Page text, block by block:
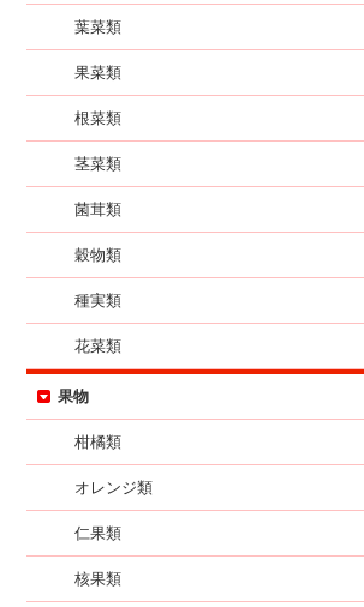
葉菜類
果菜類
根菜類
茎菜類
菌茸類
穀物類
種実類
花菜類
果物
柑橘類
オレンジ類
仁果類
核果類